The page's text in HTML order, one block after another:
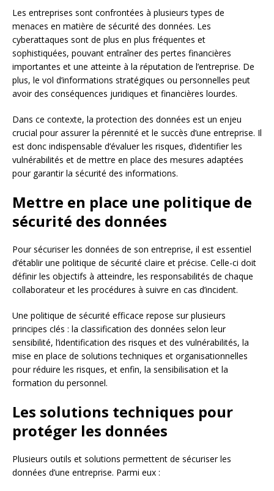
Les entreprises sont confrontées à plusieurs types de
menaces en matière de sécurité des données. Les
cyberattaques sont de plus en plus fréquentes et
sophistiquées, pouvant entraîner des pertes financières
importantes et une atteinte à la réputation de l’entreprise. De
plus, le vol d’informations stratégiques ou personnelles peut
avoir des conséquences juridiques et financières lourdes.
Dans ce contexte, la protection des données est un enjeu
crucial pour assurer la pérennité et le succès d’une entreprise. Il
est donc indispensable d’évaluer les risques, d’identifier les
vulnérabilités et de mettre en place des mesures adaptées
pour garantir la sécurité des informations.
Mettre en place une politique de
sécurité des données
Pour sécuriser les données de son entreprise, il est essentiel
d’établir une politique de sécurité claire et précise. Celle-ci doit
définir les objectifs à atteindre, les responsabilités de chaque
collaborateur et les procédures à suivre en cas d’incident.
Une politique de sécurité efficace repose sur plusieurs
principes clés : la classification des données selon leur
sensibilité, l’identification des risques et des vulnérabilités, la
mise en place de solutions techniques et organisationnelles
pour réduire les risques, et enfin, la sensibilisation et la
formation du personnel.
Les solutions techniques pour
protéger les données
Plusieurs outils et solutions permettent de sécuriser les
données d’une entreprise. Parmi eux :